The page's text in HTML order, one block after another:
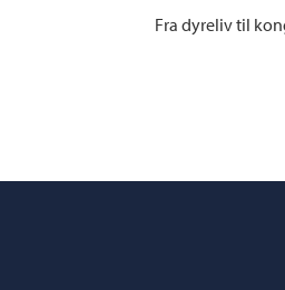
Fra dyreliv til